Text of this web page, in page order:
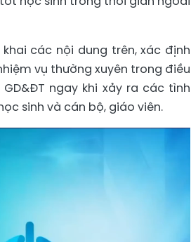
các nội dung trên, xác định
vụ thường xuyên trong điều
ngay khi xảy ra các tình
sinh và cán bộ, giáo viên.